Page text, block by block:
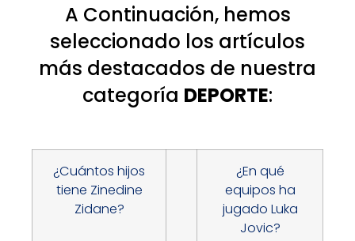
A Continuación, hemos
seleccionado los artículos
más destacados de nuestra
categoría DEPORTE:
¿Cuántos hijos
tiene Zinedine
Zidane?
¿En qué
equipos ha
jugado Luka
Jovic?